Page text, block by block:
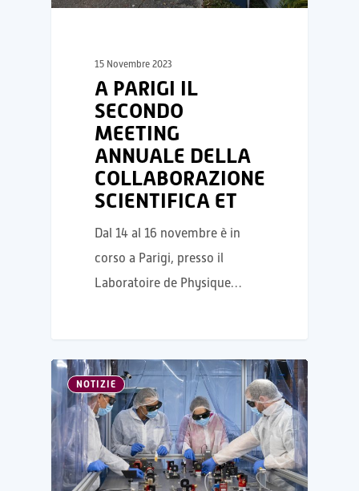
15 Novembre 2023
A PARIGI IL
SECONDO
MEETING
ANNUALE DELLA
COLLABORAZIONE
SCIENTIFICA ET
Dal 14 al 16 novembre è in
corso a Parigi, presso il
Laboratoire de Physique…
NOTIZIE